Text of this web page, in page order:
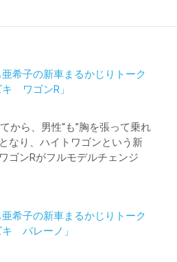
亜希子の新車まるかじりトーク
キ ワゴンR」
から、男性“も”胸を張って乗れ
なり、ハイトワゴンという新
ゴンRがフルモデルチェンジ
亜希子の新車まるかじりトーク
キ バレーノ」